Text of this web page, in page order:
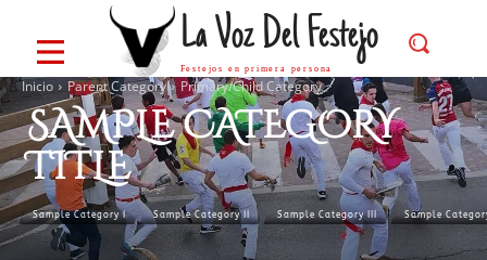
La Voz Del Festejo
Festejos en primera persona
Inicio Parent Category Primary/Child Category
SAMPLE CATEGORY
TITLE
Sample Category I Sample Category II Sample Category III Sample